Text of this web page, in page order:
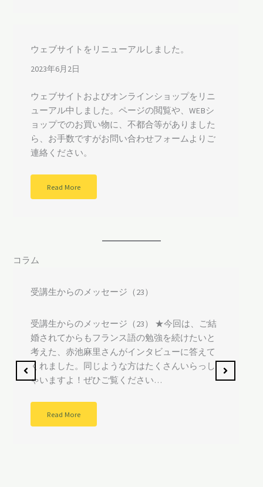
ウェブサイトをリニューアルしました。
2023年6月2日
ウェブサイトおよびオンラインショップをリニ
ューアル中しました。ページの閲覧や、WEBシ
ョップでのお買い物に、不都合等がありました
ら、お手数ですがお問い合わせフォームよりご
連絡ください。
Read More
コラム
受講生からのメッセージ（22）
★今回は、塚田さんから、フランス語でチャレ
ンジしてメッセージをいただきました。みなさ
んもフランス語をぜひ読んでみてください。 ①
フランス語を習い始めた理由はなんですか？い
つから勉強していますか？Po…
Read More